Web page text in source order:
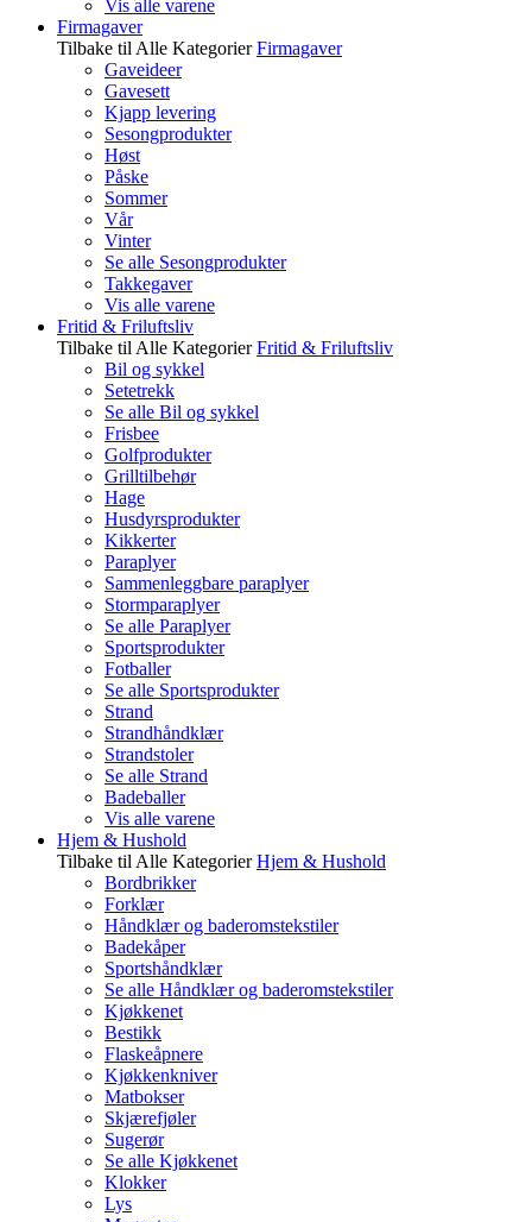
Vis alle varene
Firmagaver
Tilbake til Alle Kategorier Firmagaver
Gaveideer
Gavesett
Kjapp levering
Sesongprodukter
Høst
Påske
Sommer
Vår
Vinter
Se alle Sesongprodukter
Takkegaver
Vis alle varene
Fritid & Friluftsliv
Tilbake til Alle Kategorier Fritid & Friluftsliv
Bil og sykkel
Setetrekk
Se alle Bil og sykkel
Frisbee
Golfprodukter
Grilltilbehør
Hage
Husdyrsprodukter
Kikkerter
Paraplyer
Sammenleggbare paraplyer
Stormparaplyer
Se alle Paraplyer
Sportsprodukter
Fotballer
Se alle Sportsprodukter
Strand
Strandhåndklær
Strandstoler
Se alle Strand
Badeballer
Vis alle varene
Hjem & Hushold
Tilbake til Alle Kategorier Hjem & Hushold
Bordbrikker
Forklær
Håndklær og baderomstekstiler
Badekåper
Sportshåndklær
Se alle Håndklær og baderomstekstiler
Kjøkkenet
Bestikk
Flaskeåpnere
Kjøkkenkniver
Matbokser
Skjærefjøler
Sugerør
Se alle Kjøkkenet
Klokker
Lys